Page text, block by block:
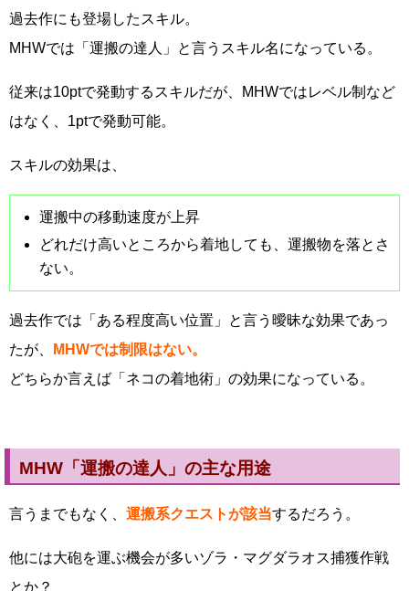
過去作にも登場したスキル。
MHWでは「運搬の達人」と言うスキル名になっている。
従来は10ptで発動するスキルだが、MHWではレベル制など
はなく、1ptで発動可能。
スキルの効果は、
運搬中の移動速度が上昇
どれだけ高いところから着地しても、運搬物を落とさ
ない。
過去作では「ある程度高い位置」と言う曖昧な効果であっ
たが、
MHWでは制限はない。
どちらか言えば「ネコの着地術」の効果になっている。
MHW「運搬の達人」の主な用途
言うまでもなく、 運搬系クエストが該当するだろう。
他には大砲を運ぶ機会が多いゾラ・マグダラオス捕獲作戦
とか？